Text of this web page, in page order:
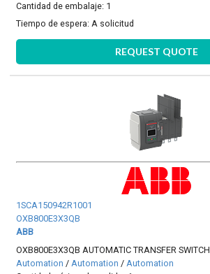
Cantidad de embalaje: 1
Tiempo de espera:A solicitud
REQUEST QUOTE
1SCA150942R1001
OXB800E3X3QB
ABB
OXB800E3X3QB AUTOMATIC TRANSFER SWITCH
Automation / Automation / Automation